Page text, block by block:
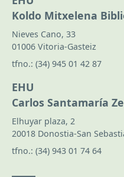
Koldo Mitxelena
Nieves Cano, 33
01006 Vitoria-Gasteiz
tfno.: (34) 945 01 42 87
EHU
Carlos Santamaría
Elhuyar plaza, 2
20018 Donostia-San
tfno.: (34) 943 01 74 64